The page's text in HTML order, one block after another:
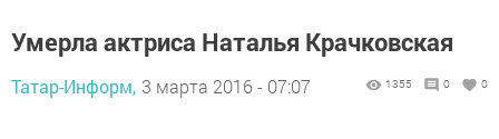
Умерла актриса Наталья Крачковская
Татар-Информ, 3 марта 2016 - 07:07 1355 0 0